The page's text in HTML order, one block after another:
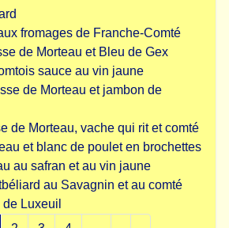
fromages de Franche-Comté
de Morteau et Bleu de Gex
sauce au vin jaune
de Morteau et jambon de
de Morteau, vache qui rit et comté
et blanc de poulet en brochettes
au safran et au vin jaune
au Savagnin et au comté
Luxeuil